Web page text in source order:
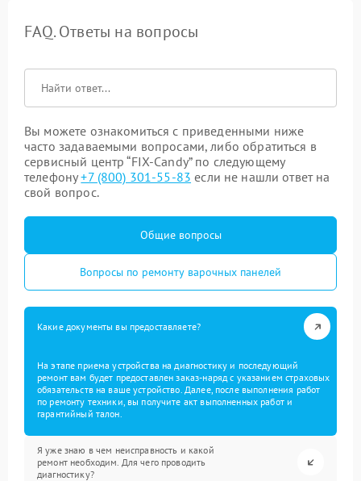
FAQ. Ответы на вопросы
Вы можете ознакомиться с приведенными ниже
часто задаваемыми вопросами, либо обратиться в
сервисный центр “FIX-Candy” по следующему
телефону+7 (800) 301-55-83 если не нашли ответ на
свой вопрос.
Общие вопросы
Вопросы по ремонту варочных панелей
Какие документы вы предоставляете?
На этапе приема устройства на диагностику и последующий
ремонт вам будет предоставлен заказ-наряд с указанием страховых
обязательств на ваше устройство. Далее, после выполнения работ
по ремонту техники, вы получите акт выполненных работ и
гарантийный талон.
Я уже знаю в чем неисправность и какой
ремонт необходим. Для чего проводить
диагностику?